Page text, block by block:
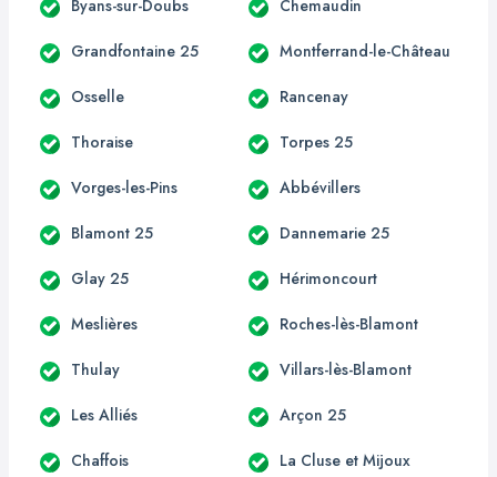
Byans-sur-Doubs Chemaudin
Grandfontaine 25 Montferrand-le-Château
Osselle Rancenay
Thoraise Torpes 25
Vorges-les-Pins Abbévillers
Blamont 25 Dannemarie 25
Glay 25 Hérimoncourt
Meslières Roches-lès-Blamont
Thulay Villars-lès-Blamont
Les Alliés Arçon 25
Chaffois La Cluse et Mijoux